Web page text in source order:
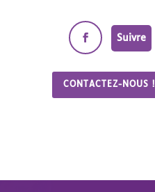
Suivre
CONTACTEZ-NOUS !